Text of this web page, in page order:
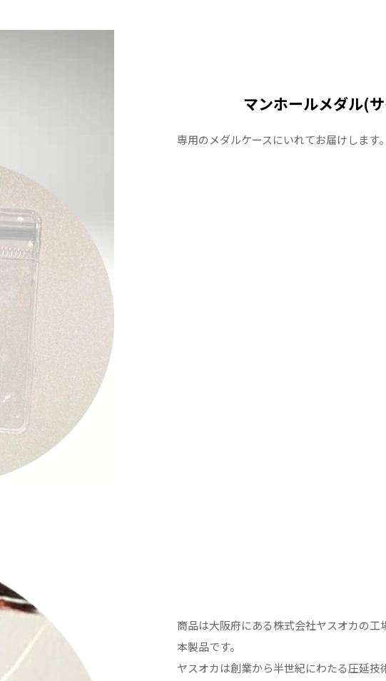
マンホールメダル(
専用のメダルケースにいれてお届けします。
商品は大阪府にある株式会社ヤスオカの工
本製品です。
ヤスオカは創業から半世紀にわたる圧延技